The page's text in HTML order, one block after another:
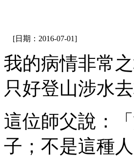
[日期：2016-07-01]
我的病情非常
只好登山涉水
這位師父說：
子；不是這種